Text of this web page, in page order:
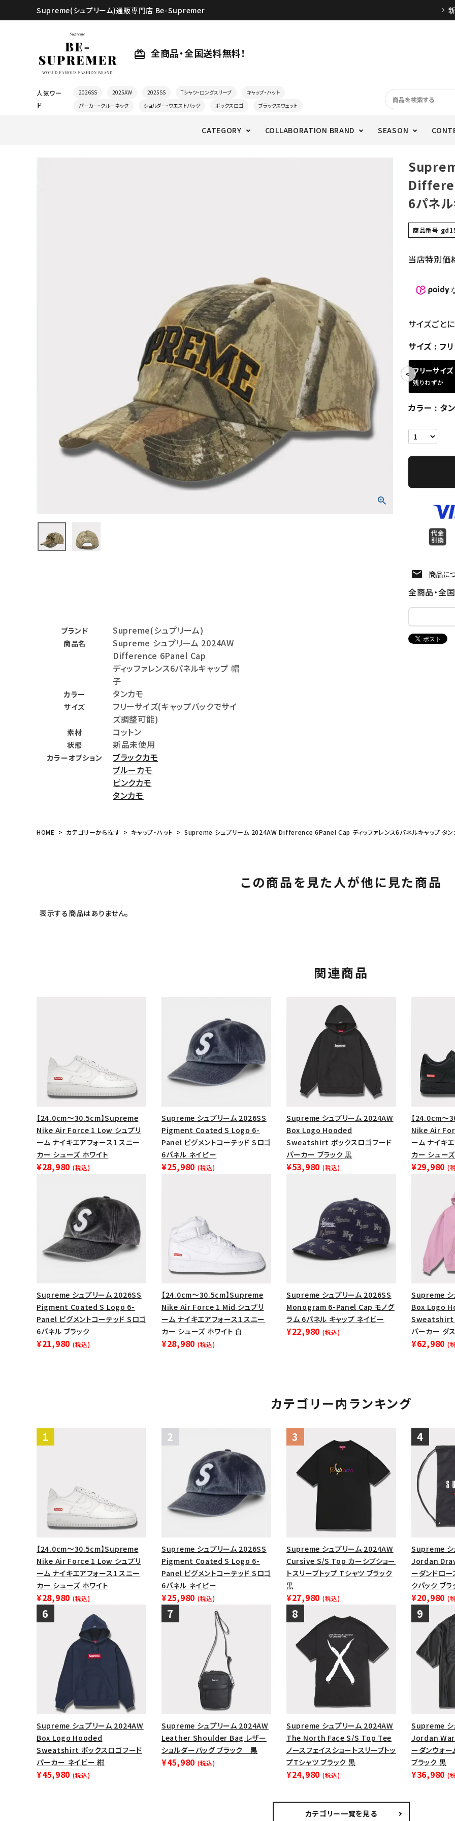
Supreme(シュプリーム)通販専門店 Be-Supremer
card_giftcard 全商品・全国送料無料！
人気ワー
ド
2026SS 2025AW 2025SS Tシャツ・ロングスリーブ
キャップ・ハット
パーカー・クルーネック
ショルダー・ウエストバッグ ボックスロゴ ブラックスウェット
CATEGORY COLLABORATION BRAND SEASON
キーワードから探す
カテゴリーから探す コラボレーションブ
シーズンから探す 価格から探す
円 ～ 円
人気ワード
2025AW
Tシャツ・ロングスリーブ
キ
パーカー・クルーネック
ショ
在庫のない商品を表示する
絞り込んで検索する
キャップ・ハット
ニット帽・ビーニー
パンツ・ショーツ
person 会員登録
Follow us
ブランド Supreme(シュプリーム)
商品名
Supreme シュプリーム 2024AW
Difference 6Panel Cap
ディッファレンス6パネルキャップ 帽
子
カラー タンカモ
サイズ
フリーサイズ(キャップバックでサイ
ズ調整可能)
素材 コットン
状態 新品未使用
カラーオプション
ブラックカモ
ブルーカモ
ピンクカモ
タンカモ
6パネル
商品番号
当店特別価
サイズごと
サイズ
フ
フリーサイズ
残りわずか
カラー タ
商品に
全商品・全
HOME カテゴリーから探す キャップ・ハット Supreme シュプリーム 2024AW Difference 6Panel Cap ディッファレンス6パネルキャップ タン
この商品を見た人が他に見た商品
表示する商品はありません。
関連商品
【24.0cm～30.5cm】Supreme
Nike Air Force 1 Low シュプリ
ーム ナイキエアフォース１スニー
カー シューズ ホワイト
¥28,980 (税込)
Supreme シュプリーム 2026SS
Pigment Coated S Logo 6-
Panel ピグメントコーテッド Sロゴ
6パネル ネイビー
¥25,980 (税込)
Supreme シュプリーム 2024AW
Box Logo Hooded
Sweatshirt ボックスロゴフード
パーカー ブラック 黒
¥53,980 (税込)
【24.0cm～
Nike Air
ーム ナイキ
カー シュー
¥29,980 (
Supreme シュプリーム 2026SS
Pigment Coated S Logo 6-
Panel ピグメントコーテッド Sロゴ
6パネル ブラック
¥21,980 (税込)
【24.0cm～30.5cm】Supreme
Nike Air Force 1 Mid シュプリ
ーム ナイキエアフォース１スニー
カー シューズ ホワイト 白
¥28,980 (税込)
Supreme シュプリーム 2026SS
Monogram 6-Panel Cap モノグ
ラム 6パネル キャップ ネイビー
¥22,980 (税込)
Supreme シ
Box Logo
Sweatshirt
パーカー ダ
¥62,980 (
カテゴリー内ランキング
【24.0cm～30.5cm】Supreme
Nike Air Force 1 Low シュプリ
ーム ナイキエアフォース１スニー
カー シューズ ホワイト
¥28,980 (税込)
Supreme シュプリーム 2026SS
Pigment Coated S Logo 6-
Panel ピグメントコーテッド Sロゴ
6パネル ネイビー
¥25,980 (税込)
Supreme シュプリーム 2024AW
Cursive S/S Top カーシブショー
トスリーブトップ Tシャツ ブラック
黒
¥27,980 (税込)
Supreme シ
Jordan
ーダンドロー
クパック ブ
¥20,980 (
Supreme シュプリーム 2024AW
Box Logo Hooded
Sweatshirt ボックスロゴフード
パーカー ネイビー 紺
¥45,980 (税込)
Supreme シュプリーム 2024AW
Leather Shoulder Bag レザー
ショルダーバッグ ブラック 黒
¥45,980 (税込)
Supreme シュプリーム 2024AW
The North Face S/S Top Tee
ノースフェイスショートスリーブトッ
プTシャツ ブラック 黒
¥24,980 (税込)
Supreme シ
Jordan
ーダンウォ
ブラック 黒
¥36,980 (
カテゴリー一覧を見る